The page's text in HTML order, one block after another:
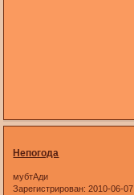
Непогода
мубтАди
Зарегистрирован: 2010-06-07